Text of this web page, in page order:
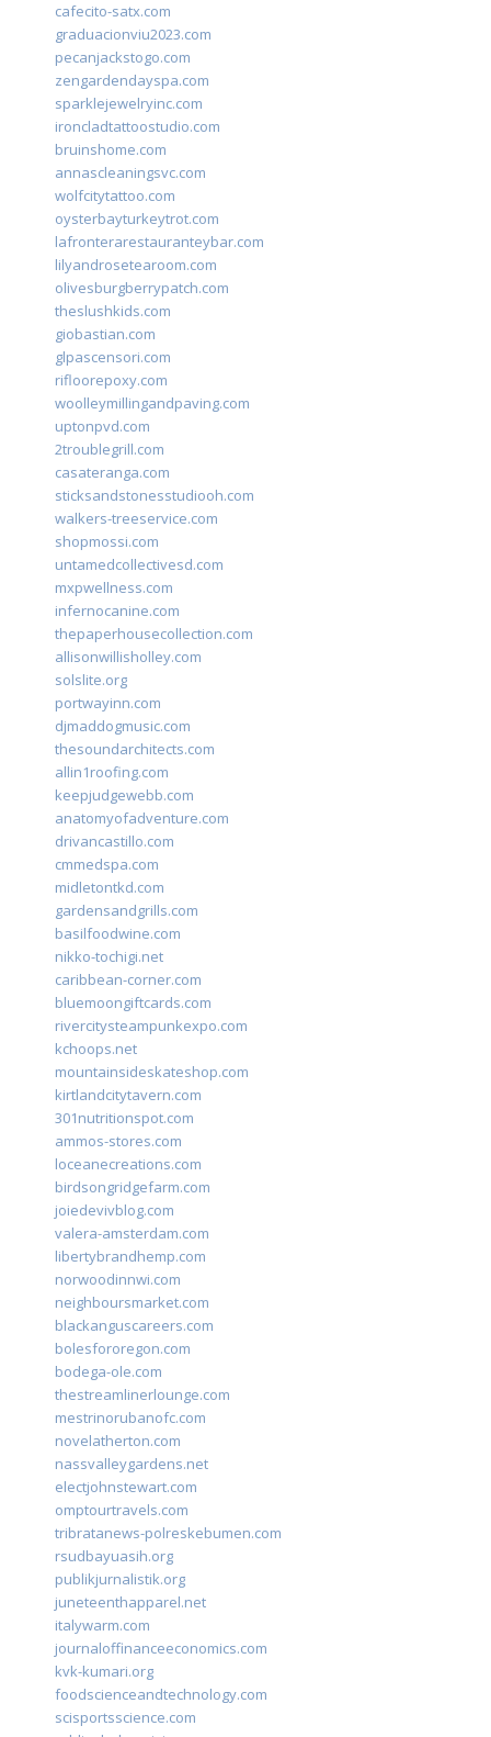
cafecito-satx.com
graduacionviu2023.com
pecanjackstogo.com
zengardendayspa.com
sparklejewelryinc.com
ironcladtattoostudio.com
bruinshome.com
annascleaningsvc.com
wolfcitytattoo.com
oysterbayturkeytrot.com
lafronterarestauranteybar.com
lilyandrosetearoom.com
olivesburgberrypatch.com
theslushkids.com
giobastian.com
glpascensori.com
rifloorepoxy.com
woolleymillingandpaving.com
uptonpvd.com
2troublegrill.com
casateranga.com
sticksandstonesstudiooh.com
walkers-treeservice.com
shopmossi.com
untamedcollectivesd.com
mxpwellness.com
infernocanine.com
thepaperhousecollection.com
allisonwillisholley.com
solslite.org
portwayinn.com
djmaddogmusic.com
thesoundarchitects.com
allin1roofing.com
keepjudgewebb.com
anatomyofadventure.com
drivancastillo.com
cmmedspa.com
midletontkd.com
gardensandgrills.com
basilfoodwine.com
nikko-tochigi.net
caribbean-corner.com
bluemoongiftcards.com
rivercitysteampunkexpo.com
kchoops.net
mountainsideskateshop.com
kirtlandcitytavern.com
301nutritionspot.com
ammos-stores.com
loceanecreations.com
birdsongridgefarm.com
joiedevivblog.com
valera-amsterdam.com
libertybrandhemp.com
norwoodinnwi.com
neighboursmarket.com
blackanguscareers.com
bolesfororegon.com
bodega-ole.com
thestreamlinerlounge.com
mestrinorubanofc.com
novelatherton.com
nassvalleygardens.net
electjohnstewart.com
omptourtravels.com
tribratanews-polreskebumen.com
rsudbayuasih.org
publikjurnalistik.org
juneteenthapparel.net
italywarm.com
journaloffinanceeconomics.com
kvk-kumari.org
foodscienceandtechnology.com
scisportsscience.com